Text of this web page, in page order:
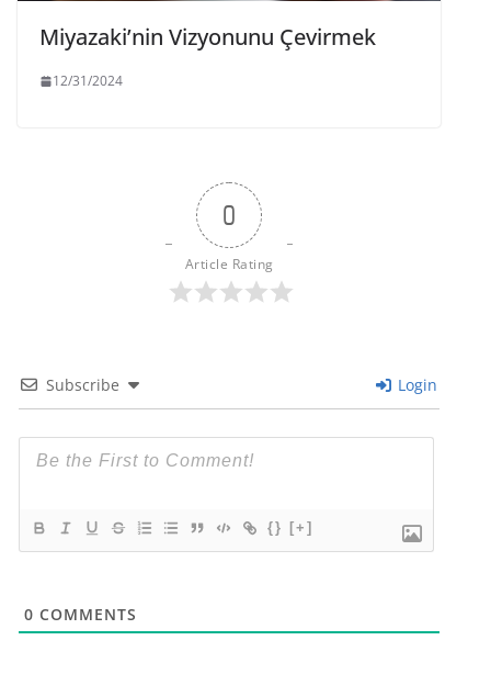
Miyazaki’nin Vizyonunu Çevirmek
12/31/2024
0
Article Rating
Subscribe Login
{} [+]
0 COMMENTS